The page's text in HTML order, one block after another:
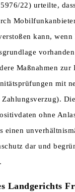
22) urteilte,
kann, wenn
Maßnahmen
mit
ohne
einen
dar und
Landgerichts